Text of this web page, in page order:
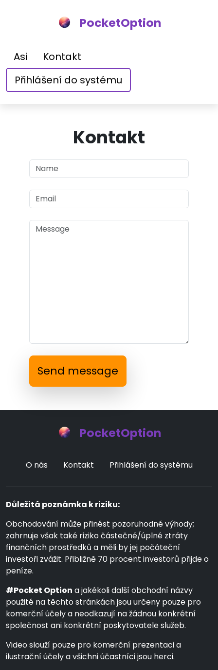
PocketOption
Asi
Kontakt
Přihlášení do systému
Kontakt
Send message
PocketOption
O nás Kontakt Přihlášení do systému
Důležitá poznámka k riziku:
Obchodování může přinést pozoruhodné výhody;
zahrnuje však také riziko částečné/úplné ztráty
finančních prostředků a měli by jej počáteční
investoři zvážit. Přibližně 70 procent investorů přijde o
peníze.
#Pocket Option a jakékoli další obchodní názvy
použité na těchto stránkách jsou určeny pouze pro
komerční účely a neodkazují na žádnou konkrétní
společnost ani konkrétní poskytovatele služeb.
Video slouží pouze pro komerční prezentaci a
ilustrační účely a všichni účastníci jsou herci.